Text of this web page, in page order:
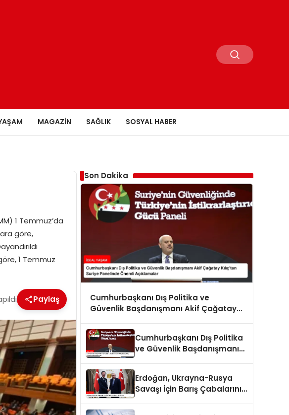
MAGAZIN SAĞLIK SOSYAL HABER
1 Temmuz’da
göre,
1 Temmuz
Paylaş
Son Dakika
Cumhurbaşkanı Dış Politika ve
Güvenlik Başdanışmanı Akif Çağatay
Açıklamalar
Cumhurbaşkanı Dış Politika
ve Güvenlik Başdanışmanı
Erdoğan, Ukrayna-Rusya
Savaşı İçin Barış Çabalarını